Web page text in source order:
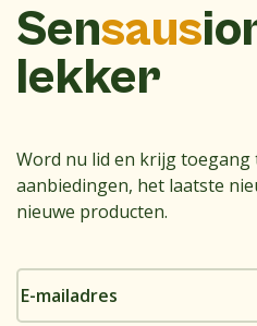
Sensaus
lekker
Word nu lid en krijg toegang
aanbiedingen, het laatste
nieuwe producten.
E-
mailadres